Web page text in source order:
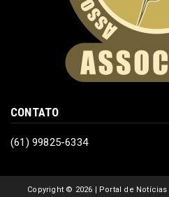
CONTATO
(61) 99825-6334
Copyright © 2026 | Portal de